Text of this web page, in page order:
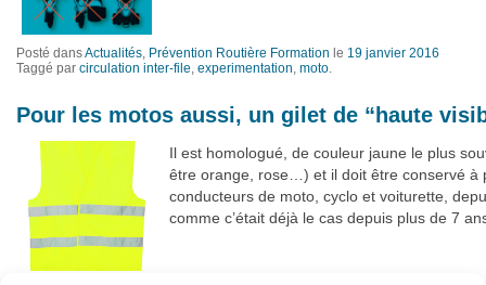
Posté dansActualités, Prévention Routière Formation le 19 janvier 2016
Taggé par circulation inter-file, experimentation, moto.
Pour les motos aussi, un gilet de “haute
Il est homologué, de couleur jaune le plus
être orange, rose…) et il doit être conservé à
conducteurs de moto, cyclo et voiturette,
comme c’était déjà le cas depuis plus de 7